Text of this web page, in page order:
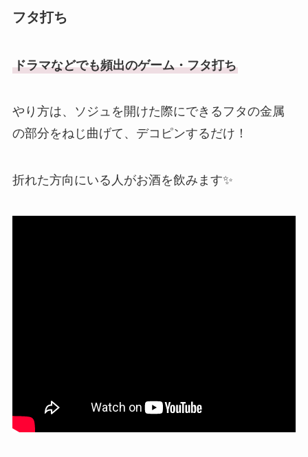
フタ打ち
ドラマなどでも頻出のゲーム・フタ打ち
やり方は、ソジュを開けた際にできるフタの金属
の部分をねじ曲げて、デコピンするだけ！
折れた方向にいる人がお酒を飲みます✨